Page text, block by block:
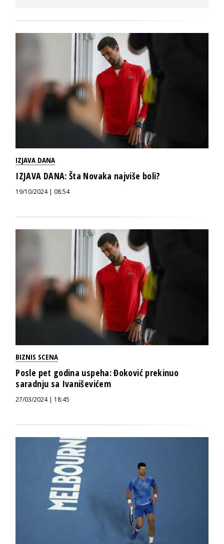
IZJAVA DANA
IZJAVA DANA: Šta Novaka najviše boli?
19/10/2024 | 08:54
BIZNIS SCENA
Posle pet godina uspeha: Đoković prekinuo
saradnju sa Ivaniševićem
27/03/2024 | 18:45